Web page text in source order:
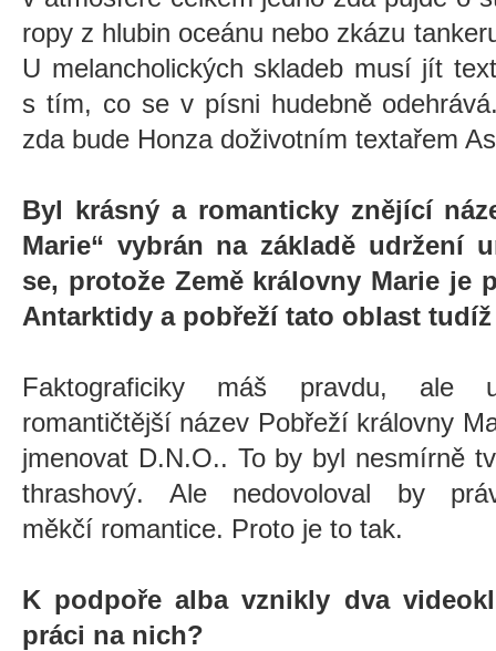
ropy z hlubin oceánu nebo zkázu
U melancholických skladeb musí jít
s tím, co se v písni hudebně
zda bude Honza doživotním textařem
Byl krásný a romanticky znějící
Marie“ vybrán na základě udržení
se, protože Země královny Marie je
Antarktidy a pobřeží tato oblast tudíž
Faktograficiky máš pravdu, ale
romantičtější název Pobřeží královny
jmenovat D.N.O.. To by byl nesmírně
thrashový. Ale nedovoloval by
měkčí romantice. Proto je to tak.
K podpoře alba vznikly dva
práci na nich?